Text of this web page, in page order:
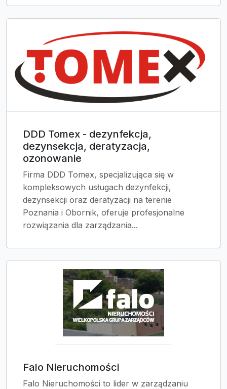
DDD Tomex - dezynfekcja,
dezynsekcja, deratyzacja,
ozonowanie
Firma DDD Tomex, specjalizująca się w
kompleksowych usługach dezynfekcji,
dezynsekcji oraz deratyzacji na terenie
Poznania i Obornik, oferuje profesjonalne
rozwiązania dla zarządzania...
Falo Nieruchomości
Falo Nieruchomości to lider w zarządzaniu